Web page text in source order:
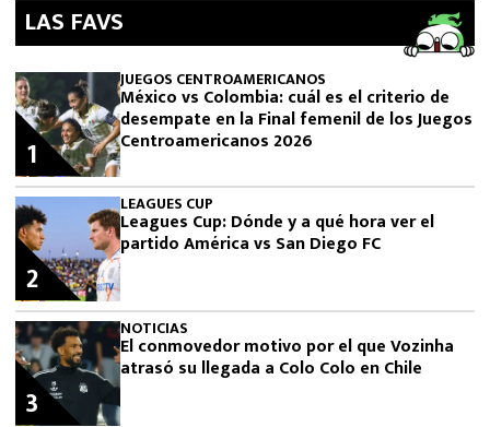
LAS FAVS
JUEGOS CENTROAMERICANOS
México vs Colombia: cuál es el criterio de
desempate en la Final femenil de los Juegos
Centroamericanos 2026
1
LEAGUES CUP
Leagues Cup: Dónde y a qué hora ver el
partido América vs San Diego FC
2
NOTICIAS
El conmovedor motivo por el que Vozinha
atrasó su llegada a Colo Colo en Chile
3